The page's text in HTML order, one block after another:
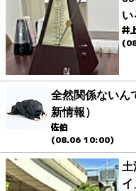
い
井
全然関係ないん
新情報）
佐伯
(08.06 10:00)
土
イ